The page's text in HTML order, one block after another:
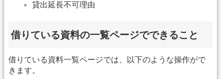
貸出延長不可理由
借りている資料の一覧ページでできること
借りている資料一覧ページでは、以下のような操作がで
きます。